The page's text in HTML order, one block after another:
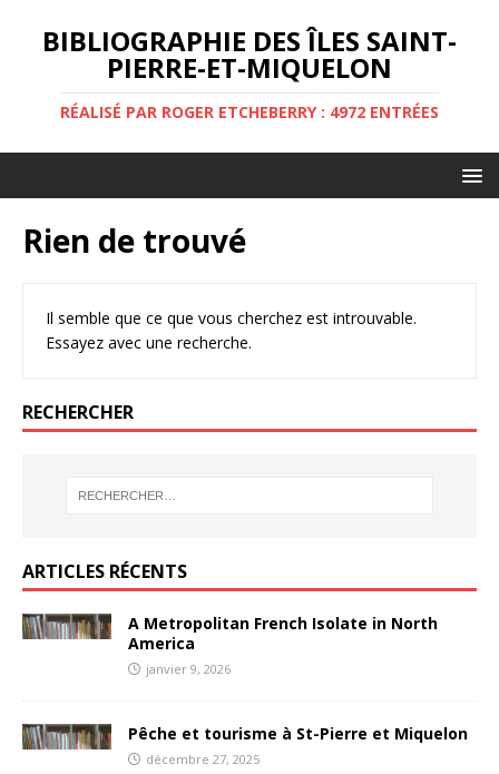
BIBLIOGRAPHIE DES ÎLES SAINT-
PIERRE-ET-MIQUELON
RÉALISÉ PAR ROGER ETCHEBERRY : 4972 ENTRÉES
Rien de trouvé
Il semble que ce que vous cherchez est introuvable.
Essayez avec une recherche.
RECHERCHER
ARTICLES RÉCENTS
A Metropolitan French Isolate in North
America
janvier 9, 2026
Pêche et tourisme à St-Pierre et Miquelon
décembre 27, 2025